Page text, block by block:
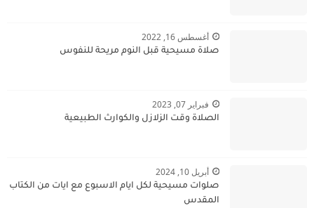
أغسطس 16, 2022
صلاة مسيحية قبل النوم مريحة للنفوس
فبراير 07, 2023
الصلاة وقت الزلازل والكوارث الطبيعية
أبريل 10, 2024
صلوات مسيحية لكل ايام الاسبوع مع ايات من الكتاب
المقدس